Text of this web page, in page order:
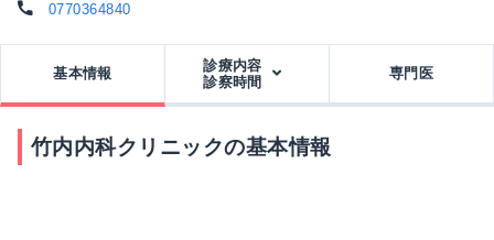
0770364840
基本情報
診療内容
診察時間
専門医
竹内内科クリニックの基本情報